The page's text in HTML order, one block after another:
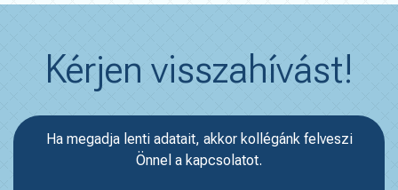
Kérjen visszahívást!
Ha megadja lenti adatait, akkor kollégánk felveszi
Önnel a kapcsolatot.